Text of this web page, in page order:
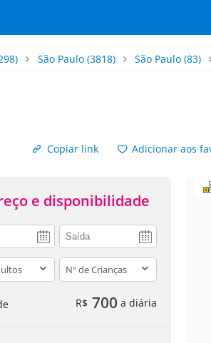
São Paulo(3818) São Paulo (83)
Copiar link
Adicionar aos
e disponibilidade
children
R$ 700 a diária